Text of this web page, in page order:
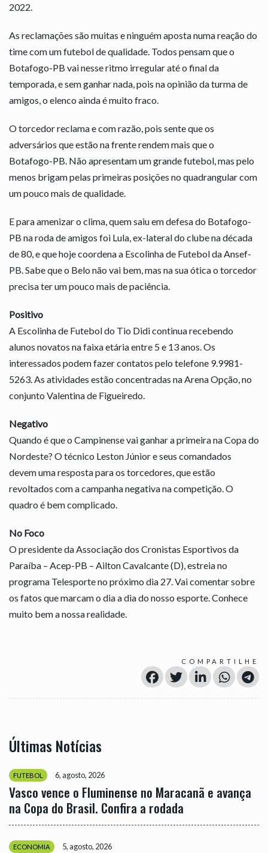
2022.
As reclamações são muitas e ninguém aposta numa reação do
time com um futebol de qualidade. Todos pensam que o
Botafogo-PB vai nesse ritmo irregular até o final da
temporada, e sem ganhar nada, pois na opinião da turma de
amigos, o elenco ainda é muito fraco.
O torcedor reclama e com razão, pois sente que os
adversários que estão na frente rendem mais que o
Botafogo-PB. Não apresentam um grande futebol, mas pelo
menos brigam pelas primeiras posições no quadrangular com
um pouco mais de qualidade.
E para amenizar o clima, quem saiu em defesa do Botafogo-
PB na roda de amigos foi Lula, ex-lateral do clube na década
de 80, e que hoje coordena a Escolinha de Futebol da Ansef-
PB. Sabe que o Belo não vai bem, mas na sua ótica o torcedor
precisa ter um pouco mais de paciência.
Positivo
A Escolinha de Futebol do Tio Didi continua recebendo
alunos novatos na faixa etária entre 5 e 13 anos. Os
interessados podem fazer contatos pelo telefone 9.9981-
5263. As atividades estão concentradas na Arena Opção, no
conjunto Valentina de Figueiredo.
Negativo
Quando é que o Campinense vai ganhar a primeira na Copa do
Nordeste? O técnico Leston Júnior e seus comandados
devem uma resposta para os torcedores, que estão
revoltados com a campanha negativa na competição. O
quadro é bem complicado.
No Foco
O presidente da Associação dos Cronistas Esportivos da
Paraíba – Acep-PB – Ailton Cavalcante (D), estreia no
programa Telesporte no próximo dia 27. Vai comentar sobre
os fatos que marcam o dia a dia do nosso esporte. Conhece
muito bem a nossa realidade.
COMPARTILHE
Últimas Notícias
FUTEBOL 6, agosto, 2026
Vasco vence o Fluminense no Maracanã e avança
na Copa do Brasil. Confira a rodada
ECONOMIA 5, agosto, 2026